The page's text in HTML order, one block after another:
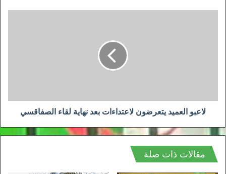
لاعبو العميد يتعرضون لاعتداءات بعد نهاية لقاء الصفاقسي
مقالات ذات صلة